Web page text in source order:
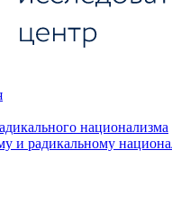
национализма
и радикальному